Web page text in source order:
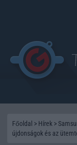
Főoldal > Hírek >
újdonságok és az